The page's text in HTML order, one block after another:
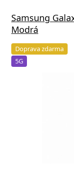
Samsung
Modrá
Doprava zdarma
5G